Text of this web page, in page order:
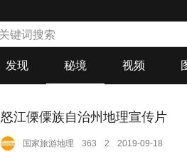
发现 秘境 视频
城市 海外 教育
怒江傈僳族自治州地理宣传片
国家旅游地理 363 2 2019-09-18